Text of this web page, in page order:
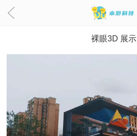
裸眼3D 展示